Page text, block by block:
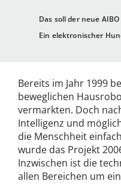
Das soll der neue
Ein elektronischer
Bereits im Jahr 1999
beweglichen
vermarkten. Doch
Intelligenz und
die Menschheit
wurde das Projekt
Inzwischen ist die
allen Bereichen um